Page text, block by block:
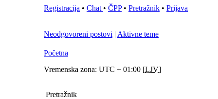
Registracija • Chat • ČPP• Pretražnik • Prijava
Neodgovoreni postovi | Aktivne teme
Početna
Vremenska zona: UTC + 01:00 [LJV]
Pretražnik